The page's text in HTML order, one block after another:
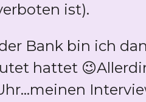
ist).
Bank bin ich
hattet